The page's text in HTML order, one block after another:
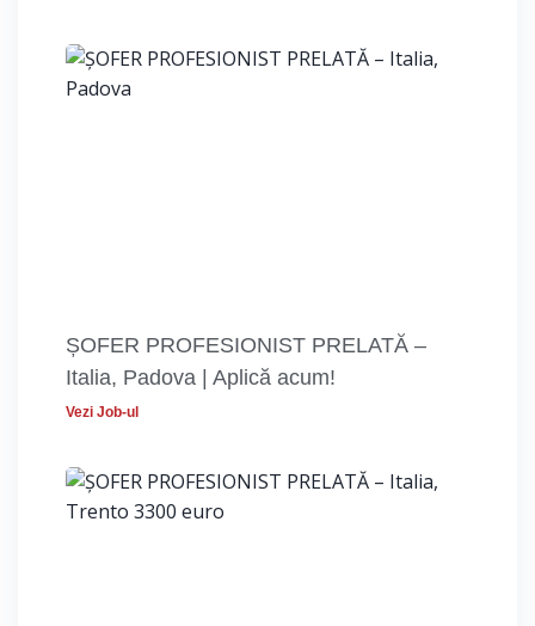
ȘOFER PROFESIONIST PRELATĂ –
Italia, Padova | Aplică acum!
Vezi Job-ul